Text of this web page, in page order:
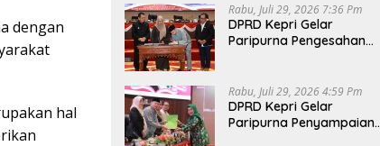
dengan
hal
Rabu, Juli 29, 2026 7:36 Pm
DPRD Kepri Gelar
Paripurna Pengesahan
APBD 2025, Sejumlah
Rekomendasi Strategis
Disampaikan
Rabu, Juli 29, 2026 4:59 Pm
DPRD Kepri Gelar
Paripurna Penyampaian